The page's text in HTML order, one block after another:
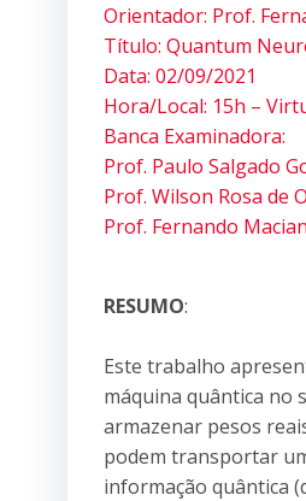
Orientador: Prof.
Título: Quantum
Data: 02/09/2021
Hora/Local: 15h –
Banca Examinadora:
Prof. Paulo Salgado
Prof. Wilson Rosa de
Prof. Fernando
RESUMO:
Este trabalho
máquina quântica no
armazenar pesos
podem transportar
informação quântica